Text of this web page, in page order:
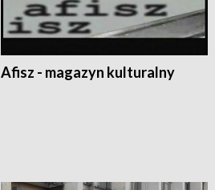
Afisz - magazyn kulturalny